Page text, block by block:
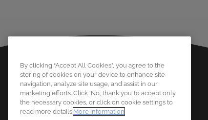
By clicking “Accept All Cookies”, you agree to the
storing of cookies on your device to enhance site
navigation, analyze site usage, and assist in our
marketing efforts. Click ‘No, thank you’ to accept only
the necessary cookies, or click on cookie settings to
read more details.More information